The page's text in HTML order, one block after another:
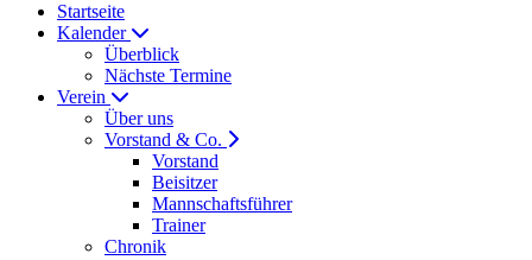
Startseite
Kalender
Überblick
Nächste Termine
Verein
Über uns
Vorstand & Co.
Vorstand
Beisitzer
Mannschaftsführer
Trainer
Chronik